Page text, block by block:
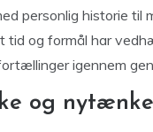
personlig historie til
tid og formål har
igennem
og